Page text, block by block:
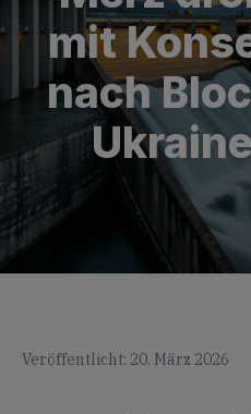
mit
nach
Veröffentlicht: 20. März 2026